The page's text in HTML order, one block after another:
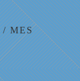
/ MES